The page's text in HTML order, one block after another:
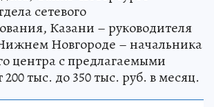
сетевого
Казани – руководителя
Новгороде – начальника
центра с предлагаемыми
тыс. до 350 тыс. руб. в месяц.